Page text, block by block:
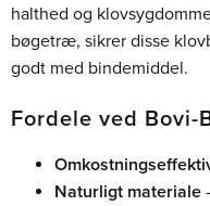
halthed og
bøgetræ, sikrer disse
godt med bindemiddel.
Fordele ved
Naturligt materiale